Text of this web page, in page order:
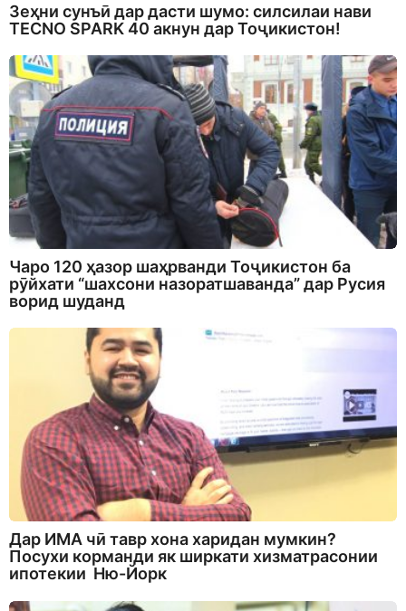
Зеҳни сунъӣ дар дасти шумо: силсилаи нави
TECNO SPARK 40 акнун дар Тоҷикистон!
Чаро 120 ҳазор шаҳрванди Тоҷикистон ба
рӯйхати “шахсони назоратшаванда” дар Русия
ворид шуданд
Дар ИМА чӣ тавр хона харидан мумкин?
Посухи корманди як ширкати хизматрасонии
ипотекии Ню-Йорк